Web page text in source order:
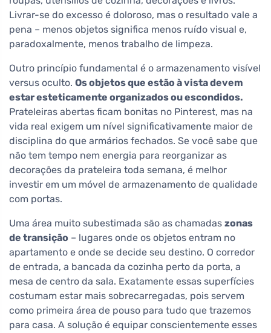
Livrar-se do excesso é doloroso, mas o resultado vale a
pena – menos objetos significa menos ruído visual e,
paradoxalmente, menos trabalho de limpeza.
Outro princípio fundamental é o armazenamento visível
versus oculto. Os objetos que estão à vista devem
estar esteticamente organizados ou escondidos.
Prateleiras abertas ficam bonitas no Pinterest, mas na
vida real exigem um nível significativamente maior de
disciplina do que armários fechados. Se você sabe que
não tem tempo nem energia para reorganizar as
decorações da prateleira toda semana, é melhor
investir em um móvel de armazenamento de qualidade
com portas.
Uma área muito subestimada são as chamadas zonas
de transição – lugares onde os objetos entram no
apartamento e onde se decide seu destino. O corredor
de entrada, a bancada da cozinha perto da porta, a
mesa de centro da sala. Exatamente essas superfícies
costumam estar mais sobrecarregadas, pois servem
como primeira área de pouso para tudo que trazemos
para casa. A solução é equipar conscientemente esses